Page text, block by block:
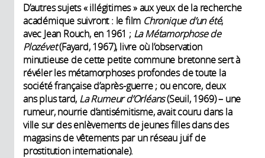
D’autres sujets « illégitimes » aux yeux de la recherche
académique suivront : le film Chronique d’un été,
avec Jean Rouch, en 1961 ; La Métamorphose de
Plozévet(Fayard, 1967), livre où l’observation
minutieuse de cette petite commune bretonne sert à
révéler les métamorphoses profondes de toute la
société française d’après-guerre ; ou encore, deux
ans plus tard, La Rumeur d’Orléans(Seuil, 1969) – une
rumeur, nourrie d’antisémitisme, avait couru dans la
ville sur des enlèvements de jeunes filles dans des
magasins de vêtements par un réseau juif de
prostitution internationale).